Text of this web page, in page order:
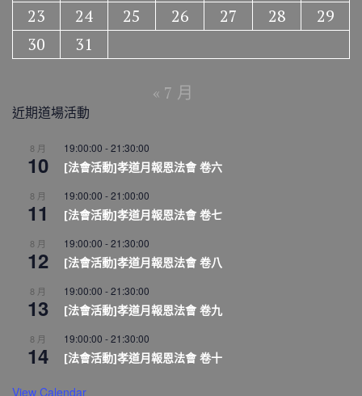
23
24 25 26 27 28
29
30
31
« 7 月
近期道場活動
8 月
10
19:00:00 -21:30:00
[法會活動]孝道月報恩法會 卷六
8 月
11
19:00:00 -21:00:00
[法會活動]孝道月報恩法會 卷七
8 月
12
19:00:00 -21:30:00
[法會活動]孝道月報恩法會 卷八
8 月
13
19:00:00 -21:30:00
[法會活動]孝道月報恩法會 卷九
8 月
14
19:00:00 -21:30:00
[法會活動]孝道月報恩法會 卷十
View Calendar